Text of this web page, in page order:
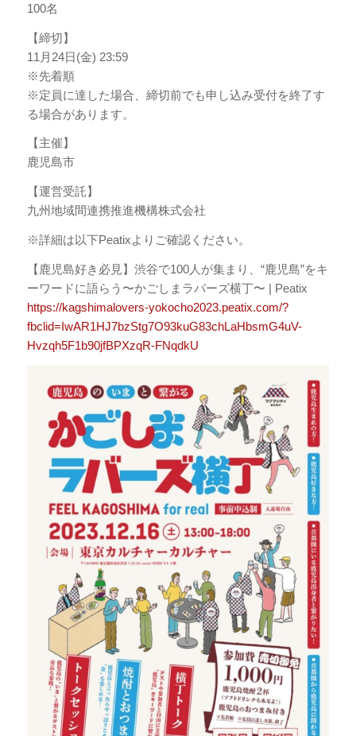
100名
【締切】
11月24日(金) 23:59
※先着順
※定員に達した場合、締切前でも申し込み受付を終了す
る場合があります。
【主催】
鹿児島市
【運営受託】
九州地域間連携推進機構株式会社
※詳細は以下Peatixよりご確認ください。
【鹿児島好き必見】渋谷で100人が集まり、“鹿児島”をキ
ーワードに語らう〜かごしまラバーズ横丁〜 | Peatix
https://kagshimalovers-yokocho2023.peatix.com/?
fbclid=IwAR1HJ7bzStg7O93kuG83chLaHbsmG4uV-
Hvzqh5F1b90jfBPXzqR-FNqdkU